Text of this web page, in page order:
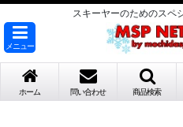
スキーヤーのためのスペ
メニュー
ホーム 問い合わせ 商品検索